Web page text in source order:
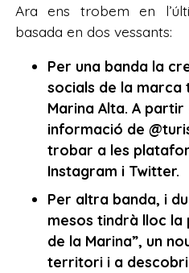
Ara ens trobem en
basada en dos vessants:
Per una banda la
socials de la marca
Marina Alta. A
informació de
trobar a les
Instagram i Twitter.
Per altra banda, i
mesos tindrà lloc la
de la Marina”, un
territori i a